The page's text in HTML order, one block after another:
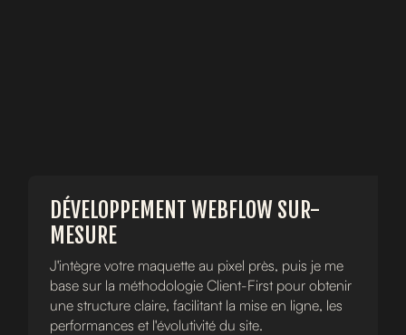
MES SERVICES
CE QUE JE PROPOSE
DÉVELOPPEMENT WEBFLOW SUR-
MESURE
J'intègre votre maquette au pixel près, puis je me
base sur la méthodologie Client-First pour obtenir
une structure claire, facilitant la mise en ligne, les
performances et l'évolutivité du site.